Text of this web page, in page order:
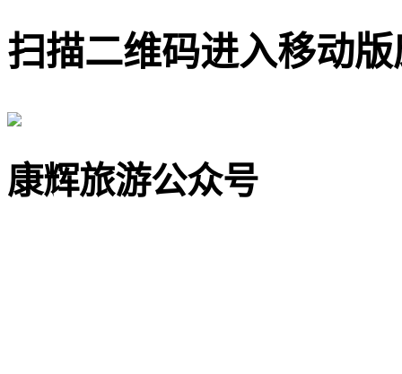
扫描二维码进入移动
康辉旅游公众号